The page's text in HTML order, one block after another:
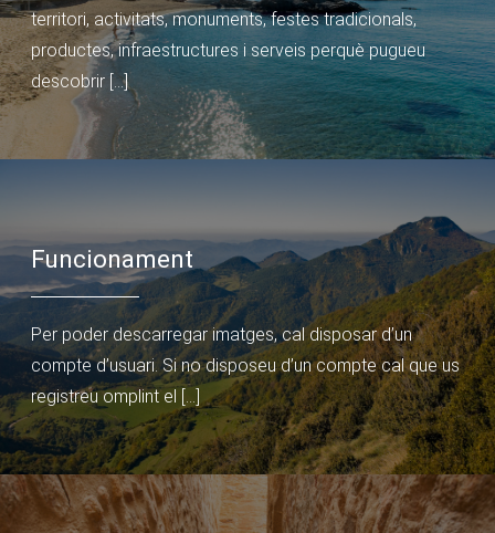
territori, activitats, monuments, festes tradicionals,
productes, infraestructures i serveis perquè pugueu
descobrir […]
Funcionament
Per poder descarregar imatges, cal disposar d’un
compte d’usuari. Si no disposeu d’un compte cal que us
registreu omplint el […]